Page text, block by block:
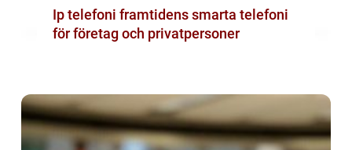
Ip telefoni framtidens smarta telefoni
för företag och privatpersoner